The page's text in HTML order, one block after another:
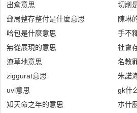
出倉意思
郵局整存整付是什麼意思
哈包是什麼意思
無從展現的意思
潦草地意思
ziggurat意思
uvl意思
知天命之年的意思
切削
陳琳
手不
社會
名教
朱諾
gk什
朩什